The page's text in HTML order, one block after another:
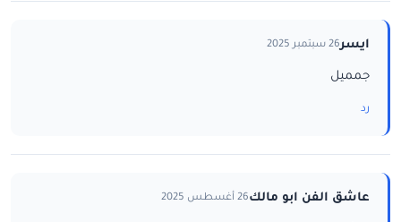
ايسر26 سبتمبر 2025
جمميل
رد
عاشق الفن ابو مالك26 أغسطس 2025